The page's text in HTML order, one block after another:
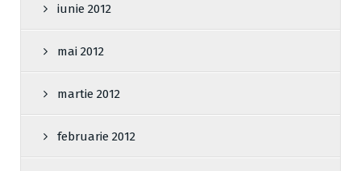
iunie 2012
mai 2012
martie 2012
februarie 2012